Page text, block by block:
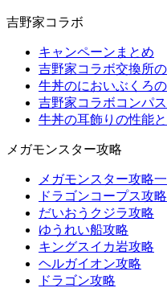
吉野家コラボ
キャンペーンまとめ
吉野家コラボ交換所
牛丼のにおいぶくろ
吉野家コラボコンパ
牛丼の耳飾りの性能
メガモンスター攻略
メガモンスター攻略
ドラゴンコープス攻略
だいおうクジラ攻略
ゆうれい船攻略
キングスイカ岩攻略
ヘルガイオン攻略
ドラゴン攻略